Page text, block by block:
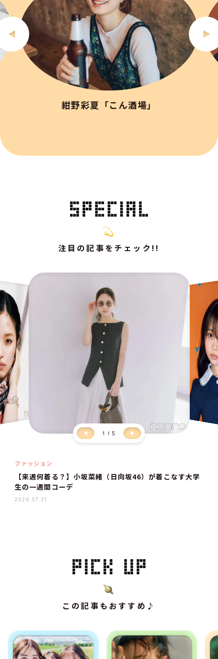
紺野彩夏「こん酒場」
注目の記事をチェック!!
1 5
ファッション
【来週何着る？】小坂菜緒（日向坂46）が着こなす大学
生の一週間コーデ
2026.07.31
この記事もおすすめ♪